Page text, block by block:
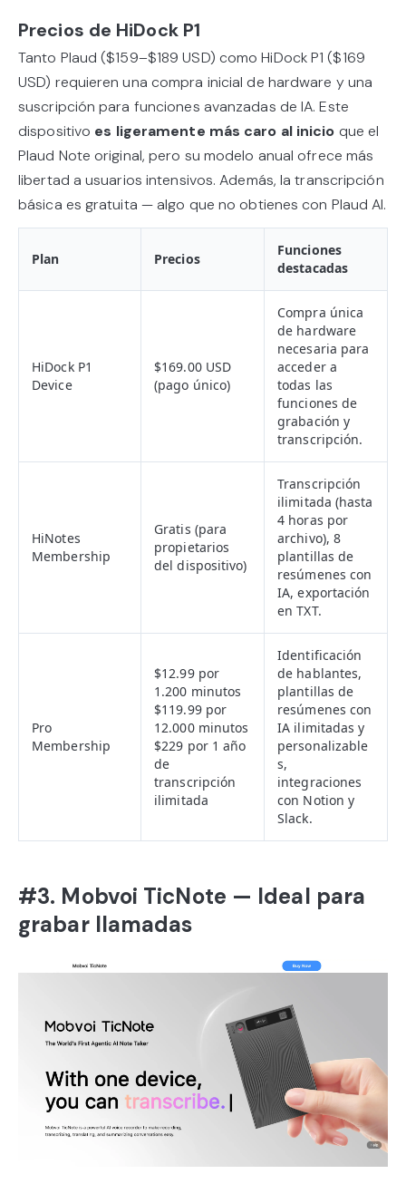
Precios de HiDock P1
Tanto Plaud ($159–$189 USD) como HiDock P1 ($169
USD) requieren una compra inicial de hardware y una
suscripción para funciones avanzadas de IA. Este
dispositivo es ligeramente más caro al inicio que el
Plaud Note original, pero su modelo anual ofrece más
libertad a usuarios intensivos. Además, la transcripción
básica es gratuita — algo que no obtienes con Plaud AI.
Plan Precios
Funciones
destacadas
HiDock P1
Device
$169.00 USD
(pago único)
Compra única
de hardware
necesaria para
acceder a
todas las
funciones de
grabación y
transcripción.
HiNotes
Membership
Gratis (para
propietarios
del dispositivo)
Transcripción
ilimitada (hasta
4 horas por
archivo), 8
plantillas de
resúmenes con
IA, exportación
en TXT.
Pro
Membership
$12.99 por
1.200 minutos
$119.99 por
12.000 minutos
$229 por 1 año
de
transcripción
ilimitada
Identificación
de hablantes,
plantillas de
resúmenes con
IA ilimitadas y
personalizable
s,
integraciones
con Notion y
Slack.
#3. Mobvoi TicNote — Ideal para
grabar llamadas